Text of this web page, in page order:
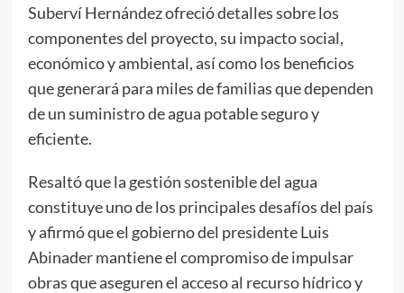
Suberví Hernández ofreció detalles sobre los
componentes del proyecto, su impacto social,
económico y ambiental, así como los beneficios
que generará para miles de familias que dependen
de un suministro de agua potable seguro y
eficiente.
Resaltó que la gestión sostenible del agua
constituye uno de los principales desafíos del país
y afirmó que el gobierno del presidente Luis
Abinader mantiene el compromiso de impulsar
obras que aseguren el acceso al recurso hídrico y